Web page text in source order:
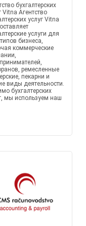
бухгалтерских
Vitna Агентство
услуг Vitna
услуги для
бизнеса,
коммерческие
ремесленные
пекарни и
виды деятельности.
бухгалтерских
мы используем наш